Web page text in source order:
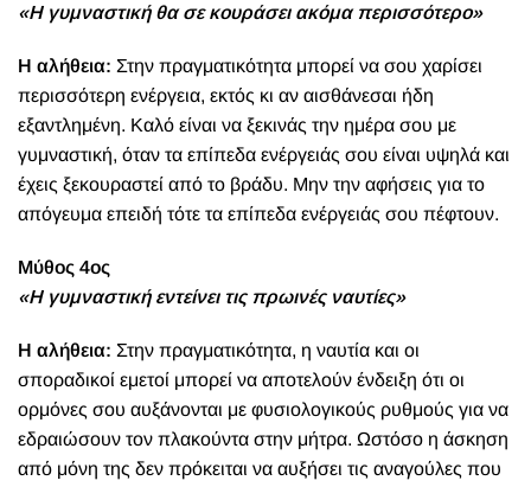
«Η γυμναστική θα σε κουράσει ακόμα περισσότερο»
Η αλήθεια: Στην πραγματικότητα μπορεί να σου χαρίσει
περισσότερη ενέργεια, εκτός κι αν αισθάνεσαι ήδη
εξαντλημένη. Καλό είναι να ξεκινάς την ημέρα σου με
γυμναστική, όταν τα επίπεδα ενέργειάς σου είναι υψηλά και
έχεις ξεκουραστεί από το βράδυ. Μην την αφήσεις για το
απόγευμα επειδή τότε τα επίπεδα ενέργειάς σου πέφτουν.
Μύθος 4ος
«Η γυμναστική εντείνει τις πρωινές ναυτίες»
Η αλήθεια: Στην πραγματικότητα, η ναυτία και οι
σποραδικοί εμετοί μπορεί να αποτελούν ένδειξη ότι οι
ορμόνες σου αυξάνονται με φυσιολογικούς ρυθμούς για να
εδραιώσουν τον πλακούντα στην μήτρα. Ωστόσο η άσκηση
από μόνη της δεν πρόκειται να αυξήσει τις αναγούλες που